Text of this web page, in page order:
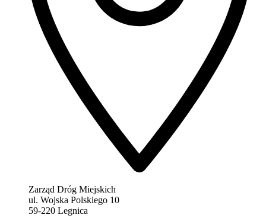
Zarząd Dróg Miejskich
ul. Wojska Polskiego 10
59-220 Legnica